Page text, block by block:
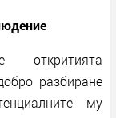
откритията
разбиране
му